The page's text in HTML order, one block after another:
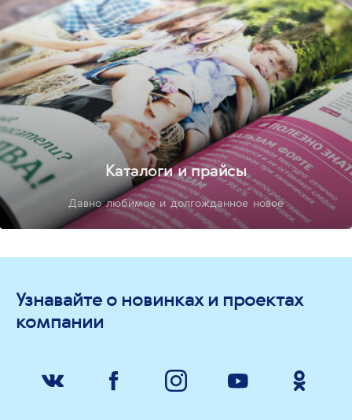
Каталоги и прайсы
Давно любимое и долгожданное новое
Узнавайте о новинках и проектах
компании